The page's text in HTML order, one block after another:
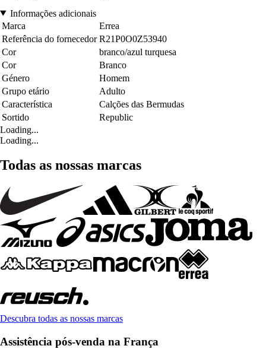
Informações adicionais
Marca
Errea
Referência do fornecedor R21P0O0Z53940
Cor
branco/azul turquesa
Cor
Branco
Género
Homem
Grupo etário
Adulto
Característica
Calções das Bermudas
Sortido
Republic
Loading...
Loading...
Todas as nossas marcas
Descubra todas as nossas marcas
Assistência pós-venda na França